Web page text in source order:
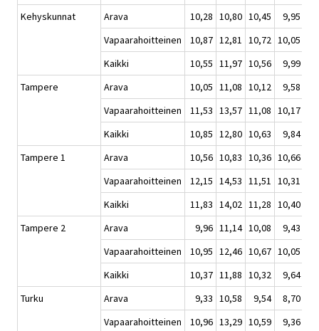
Kehyskunnat Arava 10,28 10,80 10,45
9,95
Vapaarahoitteinen
10,87 12,81 10,72 10,05
Kaikki
10,55 11,97 10,56
9,99
Tampere
Arava 10,05 11,08 10,12
9,58
Vapaarahoitteinen
11,53 13,57 11,08 10,17
Kaikki
10,85 12,80 10,63
9,84
Tampere 1
Arava 10,56 10,83 10,36 10,66
Vapaarahoitteinen
12,15 14,53 11,51 10,31
Kaikki
11,83 14,02 11,28 10,40
Tampere 2
Arava 9,96 11,14 10,08
9,43
Vapaarahoitteinen
10,95 12,46 10,67 10,05
Kaikki
10,37 11,88 10,32
9,64
Turku
Arava 9,33 10,58 9,54
8,70
Vapaarahoitteinen
10,96 13,29 10,59
9,36